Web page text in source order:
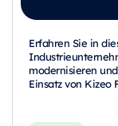
Erfahren Sie in
modernisieren
Einsatz von Kizeo